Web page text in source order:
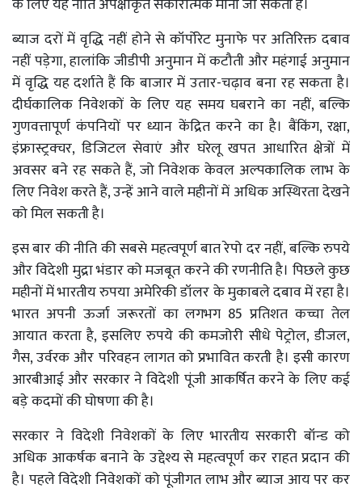
के लिए यह नीति अपेक्षाकृत सकारात्मक मानी जा सकती है।
ब्याज दरों में वृद्धि नहीं होने से कॉर्पोरेट मुनाफे पर अतिरिक्त दबाव
नहीं पड़ेगा, हालांकि जीडीपी अनुमान में कटौती और महंगाई अनुमान
में वृद्धि यह दर्शाते हैं कि बाजार में उतार-चढ़ाव बना रह सकता है।
दीर्घकालिक निवेशकों के लिए यह समय घबराने का नहीं, बल्कि
गुणवत्तापूर्ण कंपनियों पर ध्यान केंद्रित करने का है। बैंकिंग, रक्षा,
इंफ्रास्ट्रक्चर, डिजिटल सेवाएं और घरेलू खपत आधारित क्षेत्रों में
अवसर बने रह सकते हैं, जो निवेशक केवल अल्पकालिक लाभ के
लिए निवेश करते हैं, उन्हें आने वाले महीनों में अधिक अस्थिरता देखने
को मिल सकती है।
इस बार की नीति की सबसे महत्वपूर्ण बात रेपो दर नहीं, बल्कि रुपये
और विदेशी मुद्रा भंडार को मजबूत करने की रणनीति है। पिछले कुछ
महीनों में भारतीय रुपया अमेरिकी डॉलर के मुकाबले दबाव में रहा है।
भारत अपनी ऊर्जा जरूरतों का लगभग 85 प्रतिशत कच्चा तेल
आयात करता है, इसलिए रुपये की कमजोरी सीधे पेट्रोल, डीजल,
गैस, उर्वरक और परिवहन लागत को प्रभावित करती है। इसी कारण
आरबीआई और सरकार ने विदेशी पूंजी आकर्षित करने के लिए कई
बड़े कदमों की घोषणा की है।
सरकार ने विदेशी निवेशकों के लिए भारतीय सरकारी बॉन्ड को
अधिक आकर्षक बनाने के उद्देश्य से महत्वपूर्ण कर राहत प्रदान की
है। पहले विदेशी निवेशकों को पूंजीगत लाभ और ब्याज आय पर कर